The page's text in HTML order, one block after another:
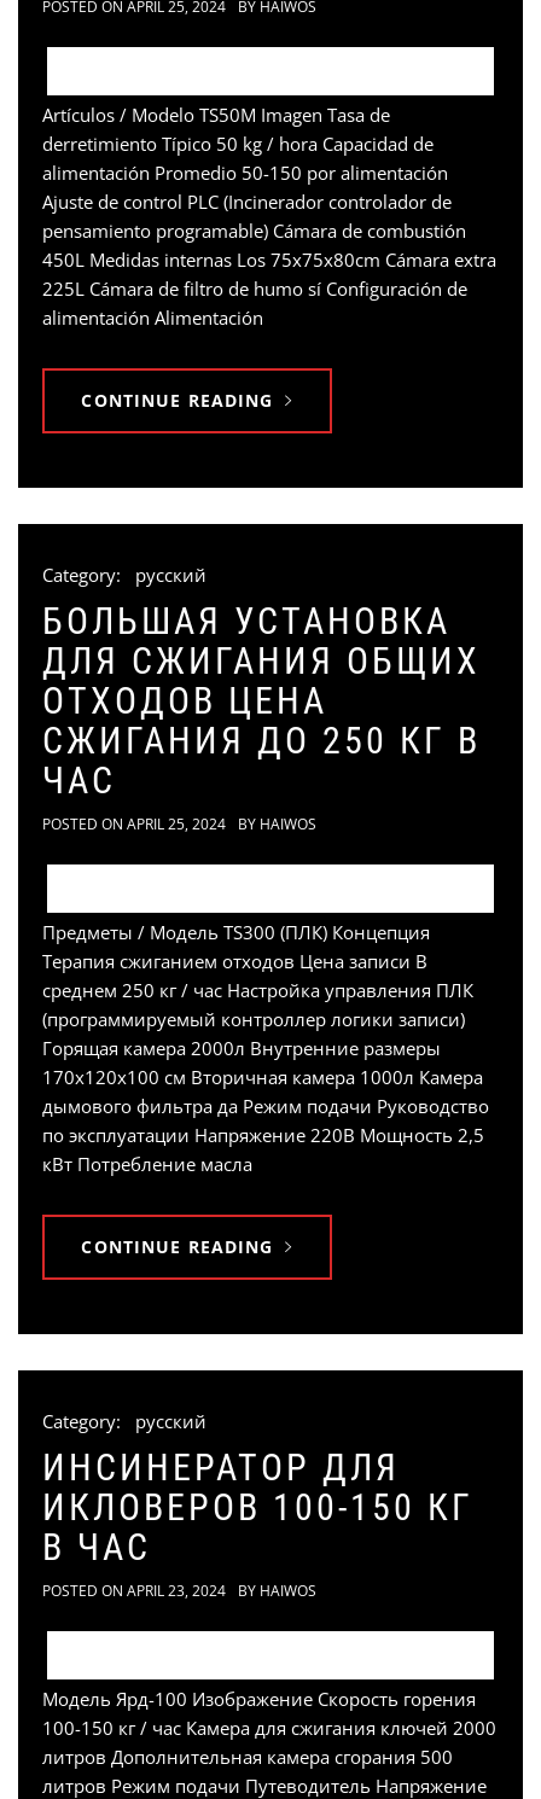
POSTED ON APRIL 25, 2024 BY HAIWOS
Artículos / Modelo TS50M Imagen Tasa de
derretimiento Típico 50 kg / hora Capacidad de
alimentación Promedio 50-150 por alimentación
Ajuste de control PLC (Incinerador controlador de
pensamiento programable) Cámara de combustión
450L Medidas internas Los 75x75x80cm Cámara extra
225L Cámara de filtro de humo sí Configuración de
alimentación Alimentación
CONTINUE READING
Category: русский
БОЛЬШАЯ УСТАНОВКА
ДЛЯ СЖИГАНИЯ ОБЩИХ
ОТХОДОВ ЦЕНА
СЖИГАНИЯ ДО 250 КГ В
ЧАС
POSTED ON APRIL 25, 2024 BY HAIWOS
Предметы / Модель TS300 (ПЛК) Концепция
Терапия сжиганием отходов Цена записи В
среднем 250 кг / час Настройка управления ПЛК
(программируемый контроллер логики записи)
Горящая камера 2000л Внутренние размеры
170x120x100 см Вторичная камера 1000л Камера
дымового фильтра да Режим подачи Руководство
по эксплуатации Напряжение 220В Мощность 2,5
кВт Потребление масла
CONTINUE READING
Category: русский
ИНСИНЕРАТОР ДЛЯ
ИКЛОВЕРОВ 100-150 КГ
В ЧАС
POSTED ON APRIL 23, 2024 BY HAIWOS
Модель Ярд-100 Изображение Скорость горения
100-150 кг / час Камера для сжигания ключей 2000
литров Дополнительная камера сгорания 500
литров Режим подачи Путеводитель Напряжение